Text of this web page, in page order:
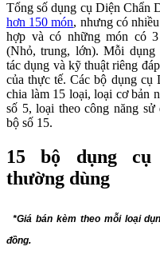
Tổng số dụng cụ Diện Chẩn
hơn 150 món, nhưng có
hợp và có những món có
(Nhỏ, trung, lớn). Mỗi dụng
tác dụng và kỹ thuật riêng
của thực tế. Các bộ dụng cụ
chia làm 15 loại, loại cơ bản
số 5, loại theo công năng
bộ số 15.
15 bộ dụng cụ
thường dùng
*Giá bán kèm theo mỗi loại
đồng.